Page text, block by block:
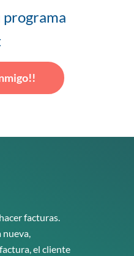
programa
facturas.
el cliente